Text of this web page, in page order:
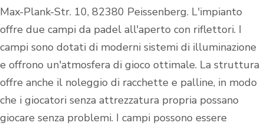
Max-Plank-Str. 10, 82380 Peissenberg. L'impianto
offre due campi da padel all'aperto con riflettori. I
campi sono dotati di moderni sistemi di illuminazione
e offrono un'atmosfera di gioco ottimale. La struttura
offre anche il noleggio di racchette e palline, in modo
che i giocatori senza attrezzatura propria possano
giocare senza problemi. I campi possono essere